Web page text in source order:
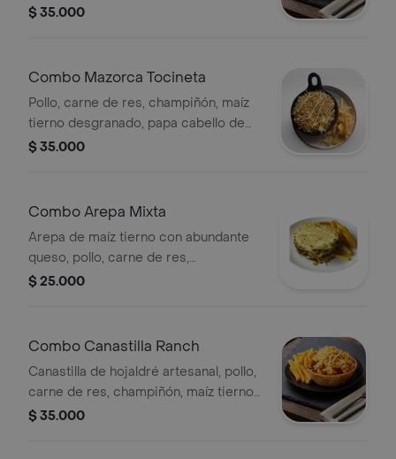
desgranado, papa cabello de ángel,
$ 35.000
Combo Mazorca Tocineta
Pollo, carne de res, champiñón, maíz
tierno desgranado, papa cabello de
ángel, abundante queso, salsa de la
$ 35.000
Combo Arepa Mixta
Arepa de maíz tierno con abundante
queso, pollo, carne de res,
acompañamiento y bebida a elegir.
$ 25.000
Combo Canastilla Ranch
Canastilla de hojaldré artesanal, pollo,
carne de res, champiñón, maíz tierno
desgranado, papa cabello de ángel,
$ 35.000